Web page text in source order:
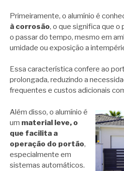
Primeiramente, o alumínio é
à corrosão, o que significa que o
o passar do tempo, mesmo em
umidade ou exposição a
Essa característica confere ao
prolongada, reduzindo a
frequentes e custos adicionais
Além disso, o alumínio é
um material leve, o
que facilita a
operação do portão,
especialmente em
sistemas automáticos.